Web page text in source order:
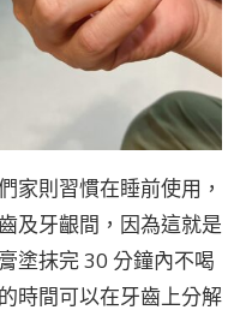
家則習慣在睡前使用，
及牙齦間，因為這就是
塗抹完 30 分鐘內不喝
時間可以在牙齒上分解